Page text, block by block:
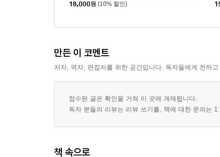
18,000원 (10% 할인)
만든 이 코멘트
저자, 역자, 편집자를 위한 공간입니다. 독자들에게 전하
접수된 글은 확인을 거쳐 이 곳에 게재됩니다.
독자 분들의 리뷰는 리뷰 쓰기를, 책에 대한 문의는
책 속으로